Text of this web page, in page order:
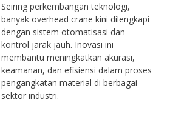
Seiring perkembangan teknologi,
banyak overhead crane kini dilengkapi
dengan sistem otomatisasi dan
kontrol jarak jauh. Inovasi ini
membantu meningkatkan akurasi,
keamanan, dan efisiensi dalam proses
pengangkatan material di berbagai
sektor industri.